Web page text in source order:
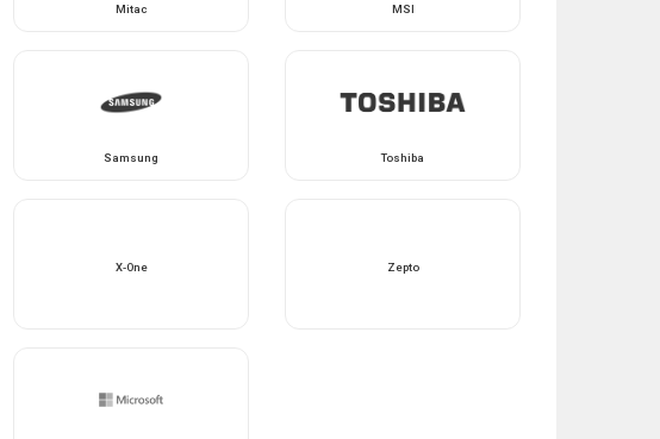
Mitac
MSI
Samsung
Toshiba
X-One Zepto